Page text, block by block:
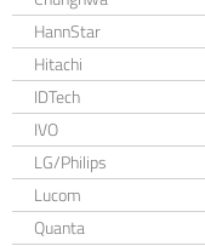
HannStar
Hitachi
IDTech
IVO
LG/Philips
Lucom
Quanta